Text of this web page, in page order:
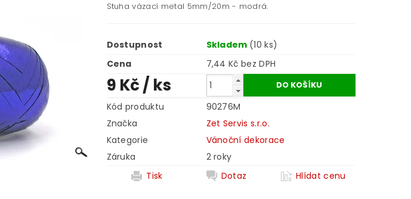
Stuha vázací metal 5mm/20m - modrá.
Dostupnost Skladem (10 ks)
Cena
7,44 Kč bez DPH
9 Kč/ ks
Kód produktu
90276M
Značka
Zet Servis s.r.o.
Kategorie
Vánoční dekorace
Záruka
2 roky
Tisk
Dotaz Hlídat cenu